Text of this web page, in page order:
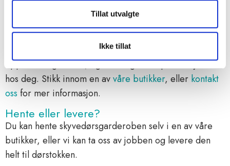
Tillat utvalgte
Ikke tillat
Garderobemekka er spesialister på, ja – nettopp
garderobe. Våre erfarne medarbeidere guider deg til
smarte og funksjonelle løsninger til dine
oppbevaringsbehov, og et design som passer hjemme
hos deg. Stikk innom en avvåre butikker, eller kontakt
oss for mer informasjon.
Hente eller levere?
Du kan hente skyvedørsgarderoben selv i en av våre
butikker, eller vi kan ta oss av jobben og levere den
helt til dørstokken.